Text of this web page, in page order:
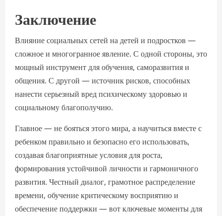
Заключение
Влияние социальных сетей на детей и подростков —
сложное и многогранное явление. С одной стороны, это
мощный инструмент для обучения, саморазвития и
общения. С другой — источник рисков, способных
нанести серьезный вред психическому здоровью и
социальному благополучию.
Главное — не бояться этого мира, а научиться вместе с
ребенком правильно и безопасно его использовать,
создавая благоприятные условия для роста,
формирования устойчивой личности и гармоничного
развития. Честный диалог, грамотное распределение
времени, обучение критическому восприятию и
обеспечение поддержки — вот ключевые моменты для